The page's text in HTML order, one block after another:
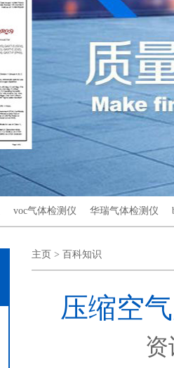
voc气体检测仪 华瑞气体检测仪
主页 > 百科知识
压缩空